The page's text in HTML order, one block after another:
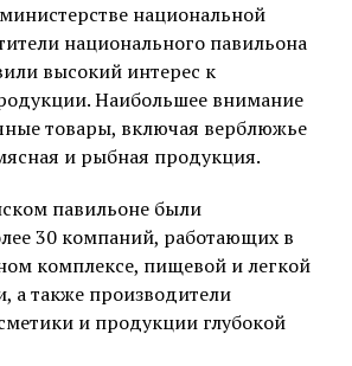
национальной
национального павильона
высокий интерес к
Наибольшее внимание
товары, включая верблюжье
и рыбная продукция.
павильоне были
30 компаний, работающих в
комплексе, пищевой и легкой
а также производители
и продукции глубокой